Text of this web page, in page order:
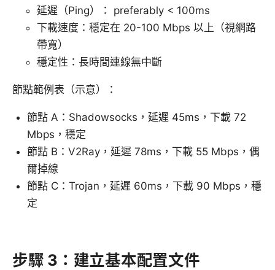
延遲（Ping）： preferably < 100ms
下載速度：穩定在 20-100 Mbps 以上（視網路
帶寬）
穩定性：長時間連線無中斷
節點範例表（示意）：
節點 A：Shadowsocks，延遲 45ms，下載 72
Mbps，穩定
節點 B：V2Ray，延遲 78ms，下載 55 Mbps，偶
爾掉線
節點 C：Trojan，延遲 60ms，下載 90 Mbps，穩
定
步驟 3：建立基本配置文件